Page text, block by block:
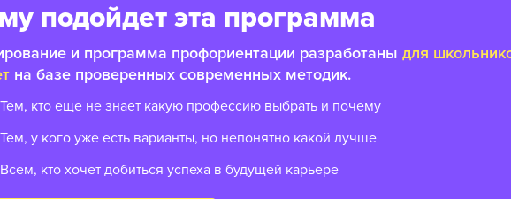
подойдет эта программа
и программа профориентации разработаны для
на базе проверенных современных методик.
Тем, кто еще не знает какую профессию выбрать и почему
Тем, у кого уже есть варианты, но непонятно какой лучше
Всем, кто хочет добиться успеха в будущей карьере